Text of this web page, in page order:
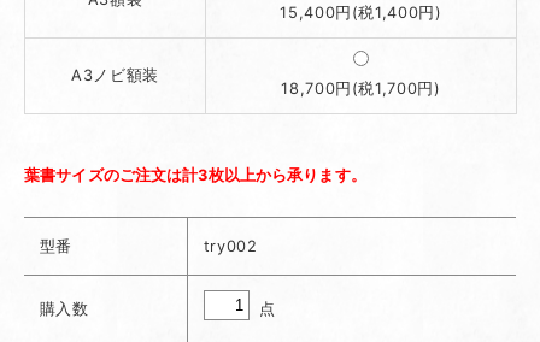
15,400円(税1,400円)
A3ノビ額装
18,700円(税1,700円)
葉書サイズのご注文は計3枚以上から承ります。
型番 try002
購入数 点